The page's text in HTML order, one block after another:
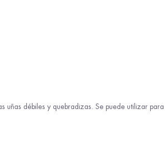
uñas débiles y quebradizas. Se puede utilizar